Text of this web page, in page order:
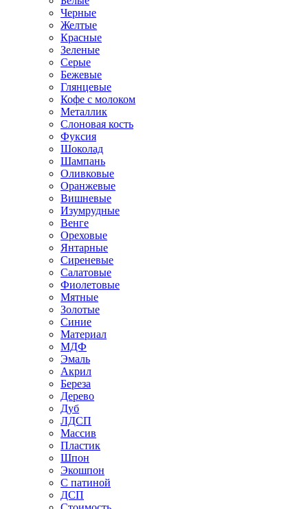
Черные
Желтые
Красные
Зеленые
Серые
Бежевые
Глянцевые
Кофе с молоком
Металлик
Слоновая кость
Фуксия
Шоколад
Шампань
Оливковые
Оранжевые
Вишневые
Изумрудные
Венге
Ореховые
Янтарные
Сиреневые
Салатовые
Фиолетовые
Мятные
Золотые
Синие
Материал
МДФ
Эмаль
Акрил
Береза
Дерево
Дуб
ЛДСП
Массив
Пластик
Шпон
Экошпон
С патиной
ДСП